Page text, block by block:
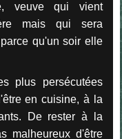
veuve qui vient
mais qui sera
qu'un soir elle
plus persécutées
en cuisine, à la
De rester à la
malheureux d'être